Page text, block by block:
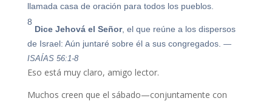
llamada casa de oración para todos los pueblos.
8
Dice Jehová el Señor, el que reúne a los dispersos
de Israel: Aún juntaré sobre él a sus congregados. —
ISAÍAS 56:1-8
Eso está muy claro, amigo lector.
Muchos creen que el sábado—conjuntamente con